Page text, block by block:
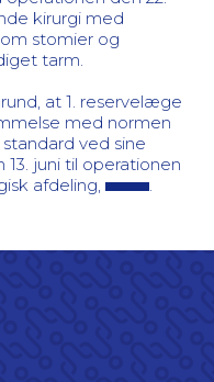
kirurgi med
stomier og
tarm.
at 1. reservelæge
med normen
ved sine
juni til operationen
afdeling,